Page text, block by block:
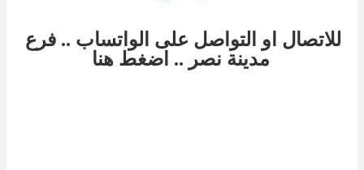
للاتصال او التواصل على الواتساب .. فرع
مدينة نصر .. اضغط هنا